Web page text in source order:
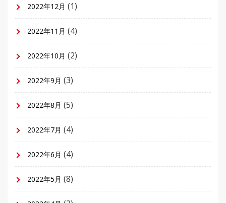
2022年12月 (1)
2022年11月 (4)
2022年10月 (2)
2022年9月 (3)
2022年8月 (5)
2022年7月 (4)
2022年6月 (4)
2022年5月 (8)